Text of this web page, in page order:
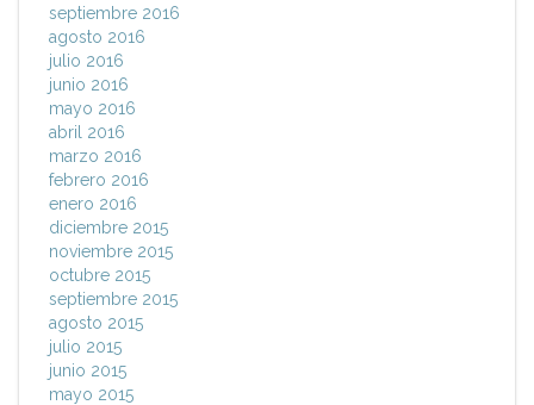
septiembre 2016
agosto 2016
julio 2016
junio 2016
mayo 2016
abril 2016
marzo 2016
febrero 2016
enero 2016
diciembre 2015
noviembre 2015
octubre 2015
septiembre 2015
agosto 2015
julio 2015
junio 2015
mayo 2015